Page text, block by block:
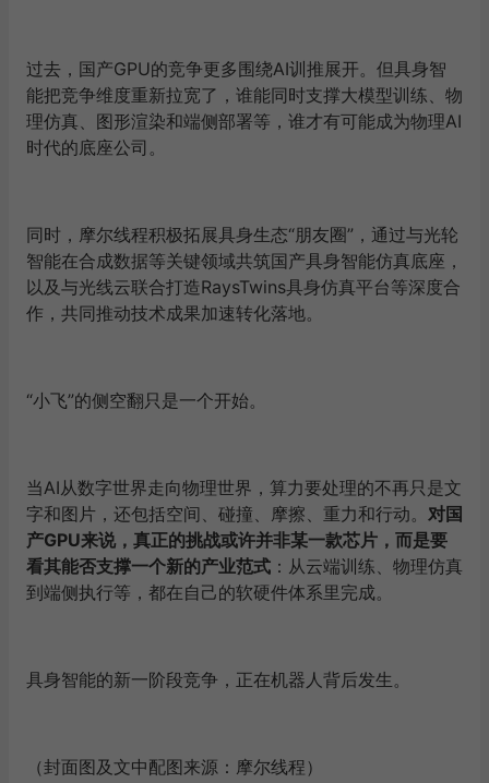
过去，国产GPU的竞争更多围绕AI训推展开。但具身智
能把竞争维度重新拉宽了，谁能同时支撑大模型训练、物
理仿真、图形渲染和端侧部署等，谁才有可能成为物理AI
时代的底座公司。
同时，摩尔线程积极拓展具身生态“朋友圈”，通过与光轮
智能在合成数据等关键领域共筑国产具身智能仿真底座，
以及与光线云联合打造RaysTwins具身仿真平台等深度合
作，共同推动技术成果加速转化落地。
“小飞”的侧空翻只是一个开始。
当AI从数字世界走向物理世界，算力要处理的不再只是文
字和图片，还包括空间、碰撞、摩擦、重力和行动。 对国
产GPU来说，真正的挑战或许并非某一款芯片，而是要
看其能否支撑一个新的产业范式 ：从云端训练、物理仿真
到端侧执行等，都在自己的软硬件体系里完成。
具身智能的新一阶段竞争，正在机器人背后发生。
（封面图及文中配图来源：摩尔线程）